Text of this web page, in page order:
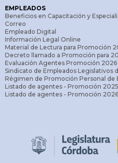
EMPLEADOS
Beneficios en Capacitación y
Correo
Empleado Digital
Información Legal Online
Material de Lectura para Promoción
Decreto llamado a Promoción para
Evaluación Agentes Promoción 2026
Sindicato de Empleados Legislativos
Régimen de Promoción Personal de
Listado de agentes - Promoción 2025
Listado de agentes - Promoción 2026